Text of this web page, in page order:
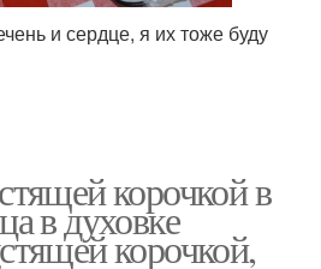
и сердце, я их тоже буду
корочкой в
в духовке
корочкой,